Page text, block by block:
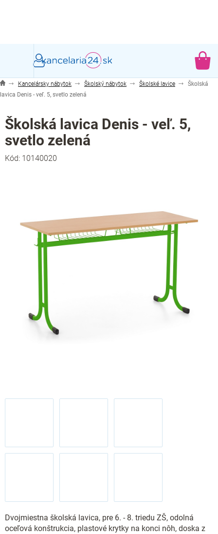
Kancelársky nábytok Školský nábytok Školské lavice
Školská
lavica Denis - veľ. 5, svetlo zelená
Školská lavica Denis - veľ. 5,
svetlo zelená
Kód: 10140020
Dvojmiestna školská lavica, pre 6. - 8. triedu ZŠ, odolná
oceľová konštrukcia, plastové krytky na konci nôh, doska z